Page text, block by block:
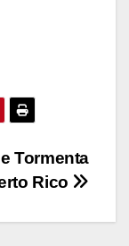
Tormenta
Rico